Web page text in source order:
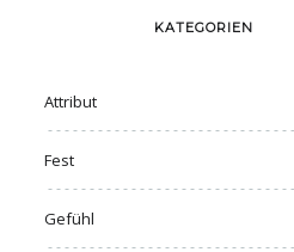
KATEGORIEN
Attribut
Fest
Gefühl